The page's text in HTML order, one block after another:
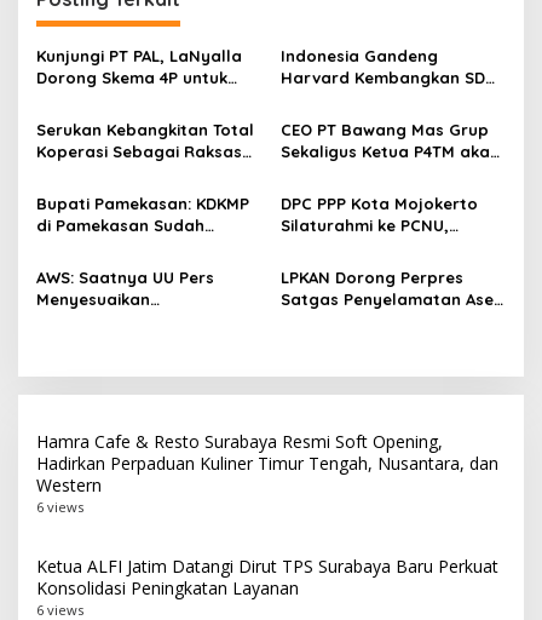
a
s
i
p
o
s
Kunjungi PT PAL, LaNyalla
Dorong Skema 4P untuk
Nasional
Indonesia Gandeng
Harvard Kembangkan SDM
Dunia
Serukan Kebangkitan Total
Koperasi Sebagai Raksasa
79
CEO PT Bawang Mas Grup
Sekaligus Ketua P4TM akan
Tembakau di Madura
Bupati Pamekasan: KDKMP
di Pamekasan Sudah
Selesai Akhir Juli 2026
DPC PPP Kota Mojokerto
Silaturahmi ke PCNU,
Masyarakat
AWS: Saatnya UU Pers
Menyesuaikan
LPKAN Dorong Perpres
Satgas Penyelamatan Aset
Hamra Cafe & Resto Surabaya Resmi Soft Opening,
Hadirkan Perpaduan Kuliner Timur Tengah, Nusantara, dan
Western
6 views
Ketua ALFI Jatim Datangi Dirut TPS Surabaya Baru Perkuat
Konsolidasi Peningkatan Layanan
6 views